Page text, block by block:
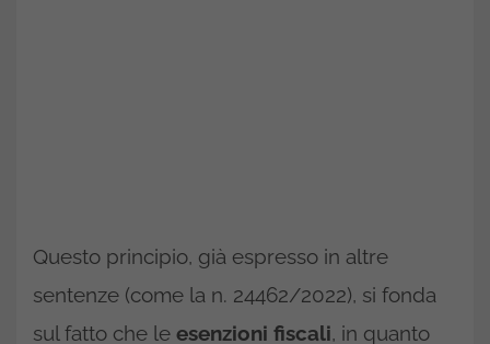
Questo principio, già espresso in altre
sentenze (come la n. 24462/2022), si fonda
sul fatto che le esenzioni fiscali, in quanto